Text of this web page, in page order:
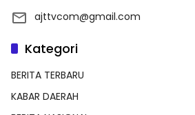
ajttvcom@gmail.com
Kategori
BERITA TERBARU
KABAR DAERAH